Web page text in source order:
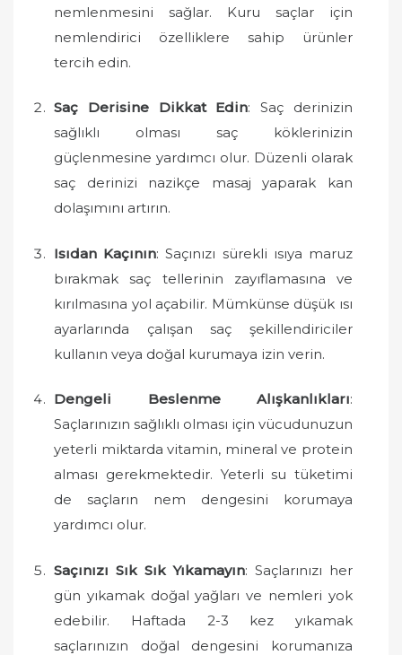
nemlenmesini sağlar. Kuru saçlar için
nemlendirici özelliklere sahip ürünler
tercih edin.
Saç Derisine Dikkat Edin: Saç derinizin
sağlıklı olması saç köklerinizin
güçlenmesine yardımcı olur. Düzenli olarak
saç derinizi nazikçe masaj yaparak kan
dolaşımını artırın.
Isıdan Kaçının: Saçınızı sürekli ısıya maruz
bırakmak saç tellerinin zayıflamasına ve
kırılmasına yol açabilir. Mümkünse düşük ısı
ayarlarında çalışan saç şekillendiriciler
kullanın veya doğal kurumaya izin verin.
Dengeli Beslenme Alışkanlıkları:
Saçlarınızın sağlıklı olması için vücudunuzun
yeterli miktarda vitamin, mineral ve protein
alması gerekmektedir. Yeterli su tüketimi
de saçların nem dengesini korumaya
yardımcı olur.
Saçınızı Sık Sık Yıkamayın: Saçlarınızı her
gün yıkamak doğal yağları ve nemleri yok
edebilir. Haftada 2-3 kez yıkamak
saçlarınızın doğal dengesini korumanıza